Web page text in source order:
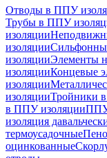
Отводы в ППУ
Трубы в ППУ
изоляции
изоляции
изоляцииЭлементы
изоляцииКонцевые
изоляции
изоляцииТройники
в ППУ изоляцииППУ
изоляция
термоусадочные
оцинкованные